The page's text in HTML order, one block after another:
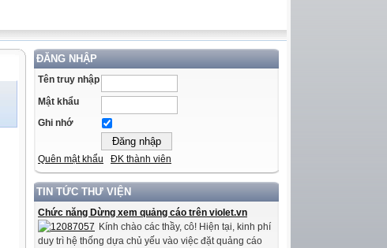
ĐĂNG NHẬP
Tên truy nhập
Mật khẩu
Ghi nhớ
Quên mật khẩu ĐK thành viên
TIN TỨC THƯ VIỆN
Chức năng Dừng xem quảng cáo trên violet.vn
Kính chào các thầy, cô! Hiện tại, kinh phí
duy trì hệ thống dựa chủ yếu vào việc đặt quảng cáo